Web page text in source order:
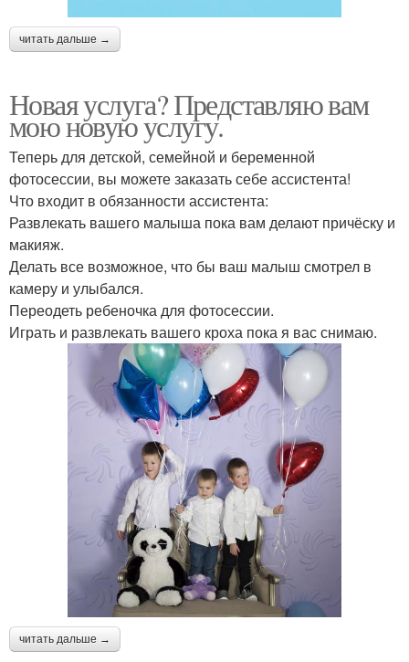
читать дальше →
Новая услуга? Представляю вам
мою новую услугу.
Теперь для детской, семейной и беременной
фотосессии, вы можете заказать себе ассистента!
Что входит в обязанности ассистента:
Развлекать вашего малыша пока вам делают причёску и
макияж.
Делать все возможное, что бы ваш малыш смотрел в
камеру и улыбался.
Переодеть ребеночка для фотосессии.
Играть и развлекать вашего кроха пока я вас снимаю.
читать дальше →